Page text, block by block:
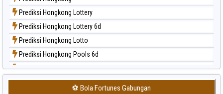
Paito Harian North Carolina Day
Paito Harian Pcso
Paito Harian Pennsylvania Day
Paito Harian Sao Paulo
Paito Harian Singapore
Paito Harian Sydney
Paito Harian Sydney Lottery
Prediksi Hongkong Lottery
Prediksi Hongkong Lottery 6d
Prediksi Hongkong Lotto
Prediksi Hongkong Pools 6d
Prediksi Japan
Prediksi Japan 6d
⚽ Bola Fortunes Gabungan